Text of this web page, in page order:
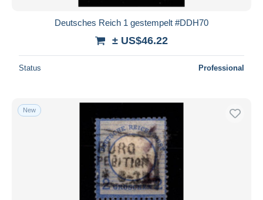
Deutsches Reich 1 gestempelt #DDH70
± US$46.22
Status Professional
New